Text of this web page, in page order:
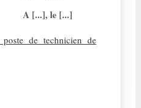
A [...], le [...]
de technicien de